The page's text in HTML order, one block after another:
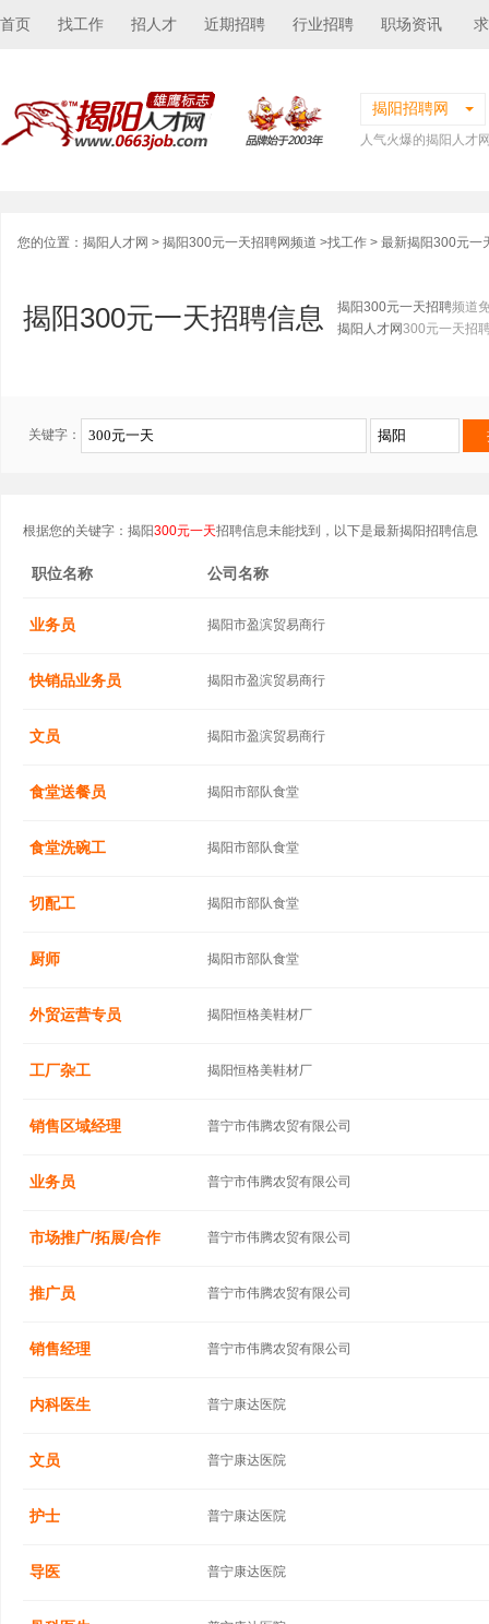
首页 找工作 招人才 近期招聘 行业招聘 职场资讯
揭阳招聘网
人气火爆的揭阳人才
您的位置： 揭阳人才网 > 揭阳300元一天招聘网频道 >找工作 > 最新揭阳300元一
揭阳300元一天招聘信息 揭阳300元一天招聘频道
揭阳人才网300元一天招
关键字：
根据您的关键字：揭阳300元一天招聘信息未能找到，以下是最新揭阳招聘信息
职位名称 公司名称
业务员 揭阳市盈滨贸易商行
快销品业务员 揭阳市盈滨贸易商行
文员 揭阳市盈滨贸易商行
食堂送餐员 揭阳市部队食堂
食堂洗碗工 揭阳市部队食堂
切配工 揭阳市部队食堂
厨师 揭阳市部队食堂
外贸运营专员 揭阳恒格美鞋材厂
工厂杂工 揭阳恒格美鞋材厂
销售区域经理 普宁市伟腾农贸有限公司
业务员 普宁市伟腾农贸有限公司
市场推广/拓展/合作 普宁市伟腾农贸有限公司
推广员 普宁市伟腾农贸有限公司
销售经理 普宁市伟腾农贸有限公司
内科医生 普宁康达医院
文员 普宁康达医院
护士 普宁康达医院
导医 普宁康达医院